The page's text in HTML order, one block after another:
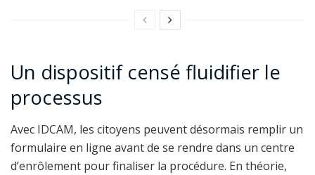
Un dispositif censé fluidifier le
processus
Avec IDCAM, les citoyens peuvent désormais remplir un
formulaire en ligne avant de se rendre dans un centre
d’enrôlement pour finaliser la procédure. En théorie,